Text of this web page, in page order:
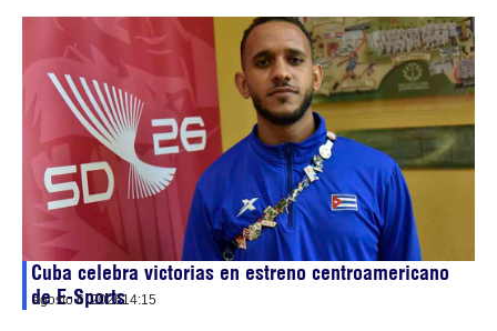
Cuba celebra victorias en estreno centroamericano
de E-Sports
agosto 6, 202614:15